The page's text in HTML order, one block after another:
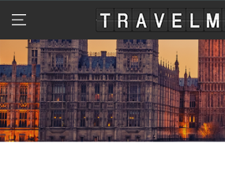
travelmap
메
뉴
기